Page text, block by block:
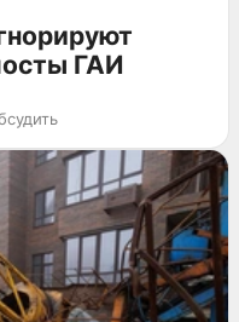
ГАИ